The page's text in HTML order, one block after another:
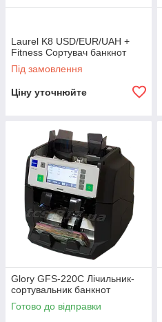
Laurel K8 USD/EUR/UAH +
Fitness Сортувач банкнот
Під замовлення
Ціну уточнюйте
Glory GFS-220C Лічильник-
сортувальник банкнот
Готово до відправки